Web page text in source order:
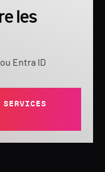
les
Entra ID
SERVICES